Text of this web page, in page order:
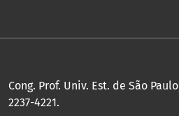
Cong. Prof. Univ. Est. de São
2237-4221.